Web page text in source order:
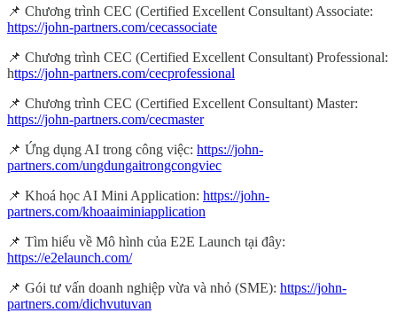
📌 Chương trình CEC (Certified Excellent Consultant) Associate:
https://john-partners.com/cecassociate
📌 Chương trình CEC (Certified Excellent Consultant) Professional:
https://john-partners.com/cecprofessional
📌 Chương trình CEC (Certified Excellent Consultant) Master:
https://john-partners.com/cecmaster
📌 Ứng dụng AI trong công việc: https://john-
partners.com/ungdungaitrongcongviec
📌 Khoá học AI Mini Application: https://john-
partners.com/khoaaiminiapplication
📌 Tìm hiểu về Mô hình của E2E Launch tại đây:
https://e2elaunch.com/
📌 Gói tư vấn doanh nghiệp vừa và nhỏ (SME): https://john-
partners.com/dichvutuvan